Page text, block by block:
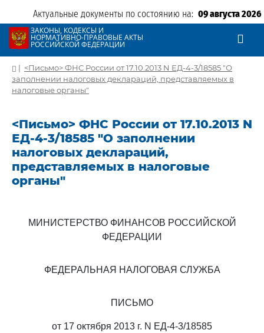
Актуальные документы по состоянию на: 09 августа 2026
ЗАКОНЫ, КОДЕКСЫ И
НОРМАТИВНО-ПРАВОВЫЕ АКТЫ
РОССИЙСКОЙ ФЕДЕРАЦИИ
| <Письмо> ФНС России от 17.10.2013 N ЕД-4-3/18585 "О
заполнении налоговых деклараций, представляемых в
налоговые органы"
<Письмо> ФНС России от 17.10.2013 N
ЕД-4-3/18585 "О заполнении
налоговых деклараций,
представляемых в налоговые
органы"
МИНИСТЕРСТВО ФИНАНСОВ РОССИЙСКОЙ
ФЕДЕРАЦИИ
ФЕДЕРАЛЬНАЯ НАЛОГОВАЯ СЛУЖБА
ПИСЬМО
от 17 октября 2013 г. N ЕД-4-3/18585